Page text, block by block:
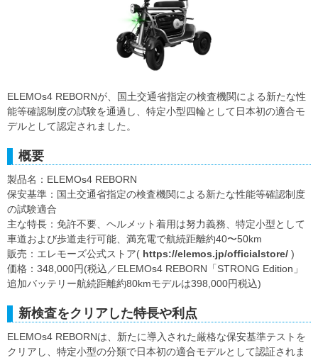
ELEMOs4 REBORNが、国土交通省指定の検査機関による新たな性
能等確認制度の試験を通過し、特定小型四輪として日本初の適合モ
デルとして認定されました。
概要
製品名：ELEMOs4 REBORN
保安基準：国土交通省指定の検査機関による新たな性能等確認制度
の試験適合
主な特長：免許不要、ヘルメット着用は努力義務、特定小型として
車道および歩道走行可能、満充電で航続距離約40〜50km
販売：エレモーズ公式ストア( https://elemos.jp/officialstore/ )
価格：348,000円(税込／ELEMOs4 REBORN「STRONG Edition」
追加バッテリー航続距離約80kmモデルは398,000円税込)
新検査をクリアした特長や利点
ELEMOs4 REBORNは、新たに導入された厳格な保安基準テストを
クリアし、特定小型の分類で日本初の適合モデルとして認証されま